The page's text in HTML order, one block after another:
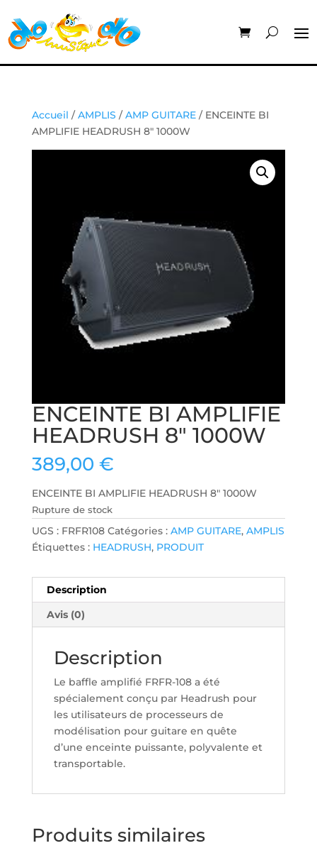
Accueil /AMPLIS /AMP GUITARE/ ENCEINTE BI
AMPLIFIE HEADRUSH 8″ 1000W
ENCEINTE BI AMPLIFIE
HEADRUSH 8″ 1000W
389,00 €
ENCEINTE BI AMPLIFIE HEADRUSH 8″ 1000W
Rupture de stock
UGS : FRFR108 Catégories : AMP GUITARE, AMPLIS
Étiquettes : HEADRUSH, PRODUIT
Description
Avis (0)
Description
Le baffle amplifié FRFR-108 a été
spécialement conçu par Headrush pour
les utilisateurs de processeurs de
modélisation pour guitare en quête
d’une enceinte puissante, polyvalente et
transportable.
Produits similaires